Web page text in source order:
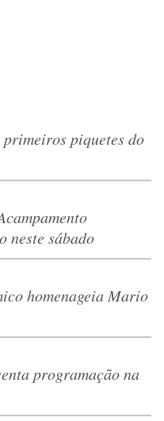
piquetes do
neste sábado
homenageia Mario
programação na